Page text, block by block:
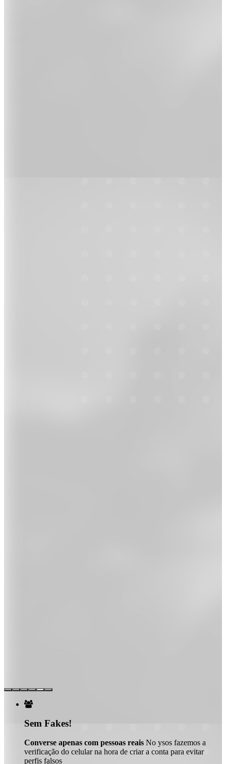

Sem Fakes!
Converse apenas com pessoas reais No ysos fazemos a
verificação do celular na hora de criar a conta para evitar
perfis falsos